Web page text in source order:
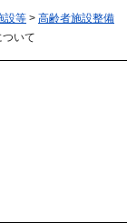
設等 > 高齢者施設整備
いて